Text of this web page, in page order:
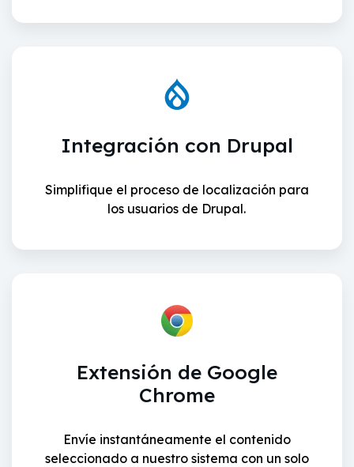
Integración con Drupal
Simplifique el proceso de localización para
los usuarios de Drupal.
Extensión de Google
Chrome
Envíe instantáneamente el contenido
seleccionado a nuestro sistema con un solo